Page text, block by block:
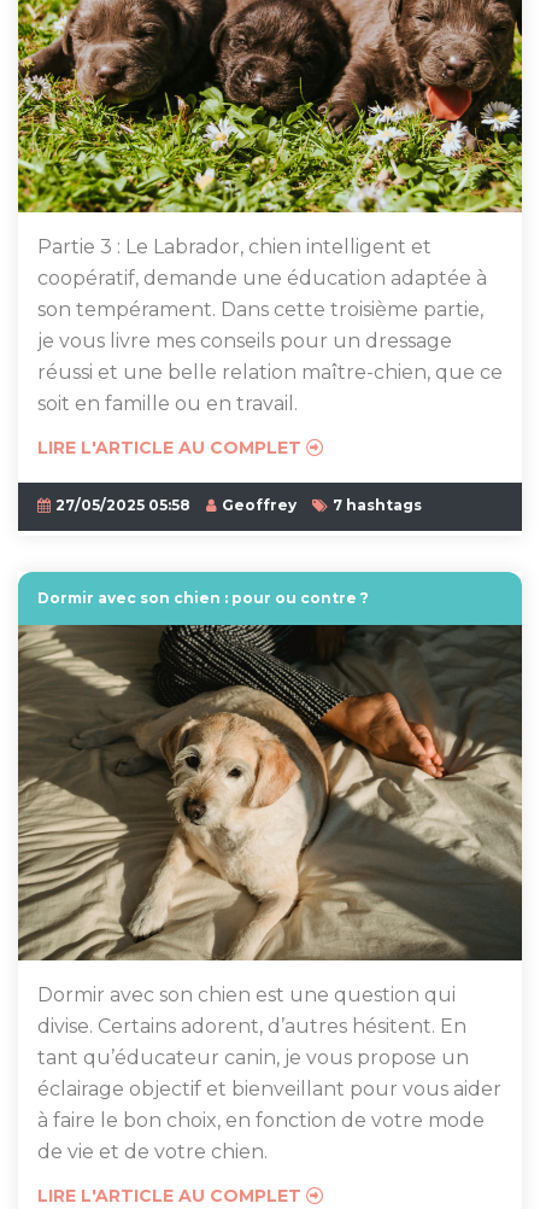
Partie 3 : Le Labrador, chien intelligent et
coopératif, demande une éducation adaptée à
son tempérament. Dans cette troisième partie,
je vous livre mes conseils pour un dressage
réussi et une belle relation maître-chien, que ce
soit en famille ou en travail.
LIRE L'ARTICLE AU COMPLET
27/05/2025 05:58 Geoffrey 7 hashtags
Dormir avec son chien : pour ou contre ?
Dormir avec son chien est une question qui
divise. Certains adorent, d’autres hésitent. En
tant qu’éducateur canin, je vous propose un
éclairage objectif et bienveillant pour vous aider
à faire le bon choix, en fonction de votre mode
de vie et de votre chien.
LIRE L'ARTICLE AU COMPLET